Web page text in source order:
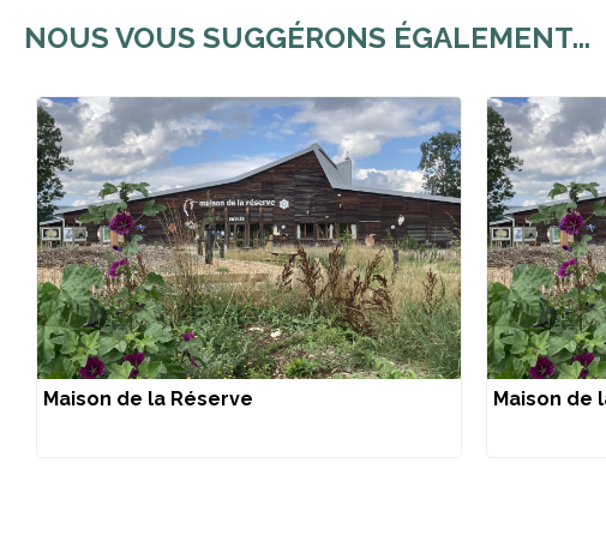
NOUS VOUS SUGGÉRONS ÉGALEMENT...
Maison de la Réserve Maison de